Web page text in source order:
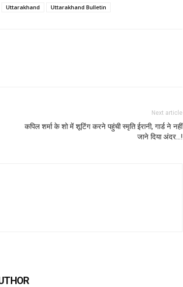
Uttarakhand Uttarakhand Bulletin
Next article
कपिल शर्मा के शो में शूटिंग करने पहुंची स्मृति ईरानी, गार्ड ने नहीं
जाने दिया अंदर…!